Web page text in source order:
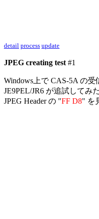
detail process update
JPEG creating test #1
Windows上で CAS-5A の
JE9PEL/JR6 が追試してみ
JPEG Header の "FF D8" を